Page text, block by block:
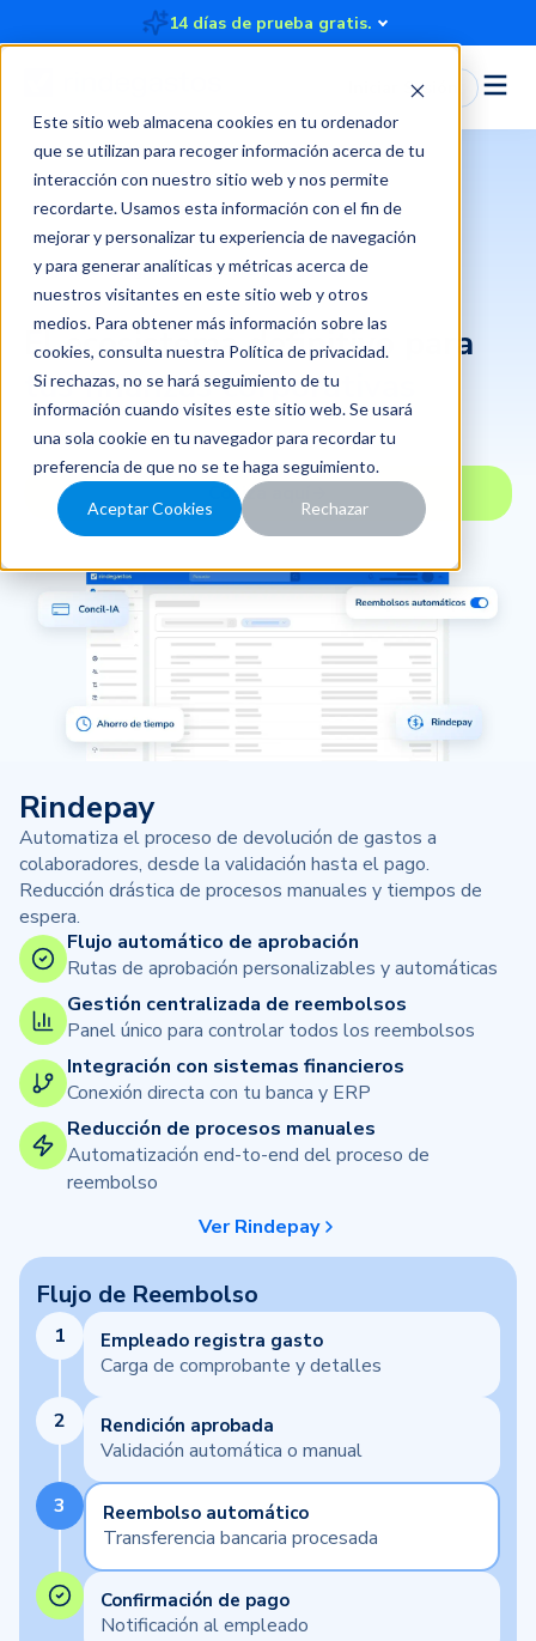
Este sitio web almacena cookies en tu ordenador
que se utilizan para recoger información acerca de tu
interacción con nuestro sitio web y nos permite
recordarte. Usamos esta información con el fin de
mejorar y personalizar tu experiencia de navegación
y para generar analíticas y métricas acerca de
nuestros visitantes en este sitio web y otros
medios. Para obtener más información sobre las
cookies, consulta nuestra Política de privacidad.
Si rechazas, no se hará seguimiento de tu
información cuando visites este sitio web. Se usará
una sola cookie en tu navegador para recordar tu
preferencia de que no se te haga seguimiento.
Aceptar Cookies Rechazar
14 días de prueba gratis.
Iniciar Sesión
Tecnología de vanguardia
El ecosistema definitivo para
tus finanzas corporativas
Cotiza aquí
Rindepay
Automatiza el proceso de devolución de gastos a
colaboradores, desde la validación hasta el pago.
Reducción drástica de procesos manuales y tiempos de
espera.
Flujo automático de aprobación
Rutas de aprobación personalizables y automáticas
Gestión centralizada de reembolsos
Panel único para controlar todos los reembolsos
Integración con sistemas financieros
Conexión directa con tu banca y ERP
Reducción de procesos manuales
Automatización end-to-end del proceso de
reembolso
Ver Rindepay
Flujo de Reembolso
1 Empleado registra gasto
Carga de comprobante y detalles
2 Rendición aprobada
Validación automática o manual
3 Reembolso automático
Transferencia bancaria procesada
Confirmación de pago
Notificación al empleado